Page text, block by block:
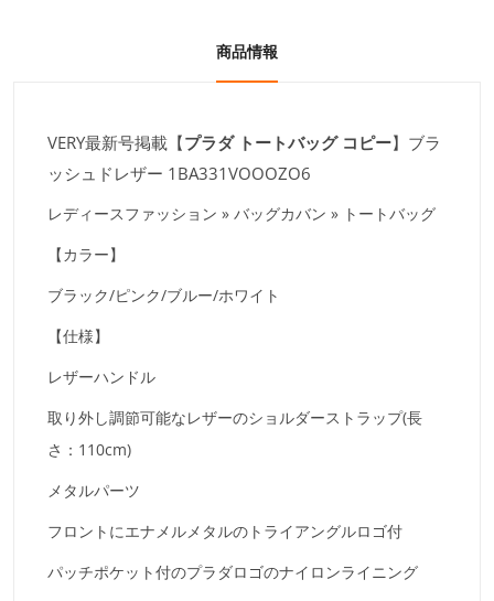
商品情報
VERY最新号掲載【プラダ トートバッグ コピー】ブラ
ッシュドレザー 1BA331VOOOZO6
レディースファッション » バッグカバン » トートバッグ
【カラー】
ブラック/ピンク/ブルー/ホワイト
【仕様】
レザーハンドル
取り外し調節可能なレザーのショルダーストラップ(長
さ：110cm)
メタルパーツ
フロントにエナメルメタルのトライアングルロゴ付
パッチポケット付のプラダロゴのナイロンライニング